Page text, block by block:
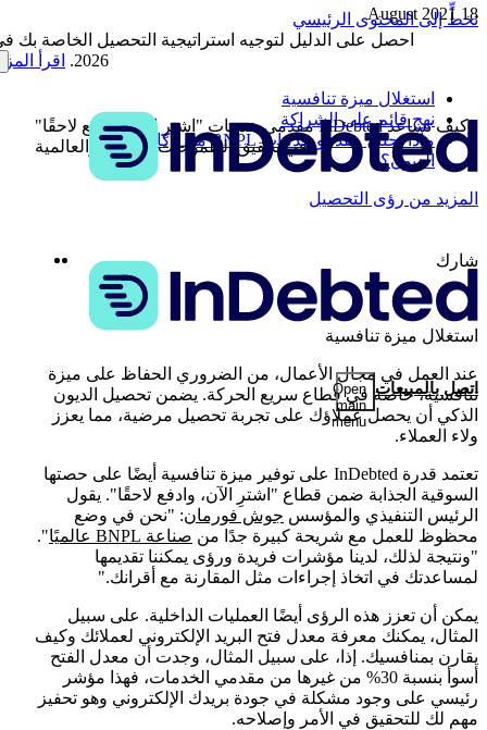
تخطٍّ إلى المحتوى الرئيسي
احصل على الدليل لتوجيه استراتيجية التحصيل الخاصة بك
2026.
اقرأ
اتصل بالمبيعات Open
main
menu
كيف تساعد InDebted مقدمي خدمات "اشترِ الآن، وادفع لاحقًا"
في تحقيق الطموحات المحلية والعالمية
استغلال ميزة تنافسية
عند العمل في مجال الأعمال، من الضروري الحفاظ على ميزة
تنافسية، خاصة في قطاع سريع الحركة. يضمن تحصيل الديون
الذكي أن يحصل عملاؤك على تجربة تحصيل مرضية، مما يعزز
ولاء العملاء.
تعتمد قدرة InDebted على توفير ميزة تنافسية أيضًا على حصتها
السوقية الجذابة ضمن قطاع "اشترِ الآن، وادفع لاحقًا". يقول
الرئيس التنفيذي والمؤسس جوش فورمان: "نحن في وضع
محظوظ للعمل مع شريحة كبيرة جدًا من صناعة BNPL عالميًا
".
"ونتيجة لذلك، لدينا مؤشرات فريدة ورؤى يمكننا تقديمها
لمساعدتك في اتخاذ إجراءات مثل المقارنة مع أقرانك."
يمكن أن تعزز هذه الرؤى أيضًا العمليات الداخلية. على سبيل
المثال، يمكنك معرفة معدل فتح البريد الإلكتروني لعملائك وكيف
يقارن بمنافسيك. إذا، على سبيل المثال، وجدت أن معدل الفتح
أسوأ بنسبة 30% من غيرها من مقدمي الخدمات، فهذا مؤشر
رئيسي على وجود مشكلة في جودة بريدك الإلكتروني وهو تحفيز
مهم لك للتحقيق في الأمر وإصلاحه.
18 August 2021
استغلال ميزة تنافسية
نهج قائم على الشراكة
ماذا تحتاج مقدمو خدمات BNPL من وكالة تحصيل
الديون؟
المزيد من رؤى التحصيل
شارك